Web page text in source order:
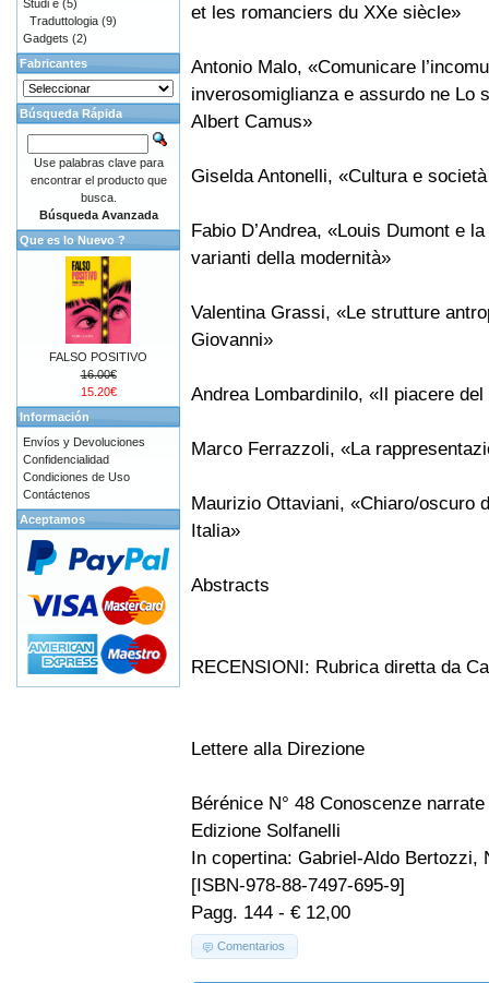
et les romanciers du XXe siècle»
Antonio Malo, «Comunicare
inverosomiglianza e assurdo ne Lo
Albert Camus»
Giselda Antonelli, «Cultura e
Fabio D’Andrea, «Louis Dumont e
varianti della modernità»
Valentina Grassi, «Le strutture
Giovanni»
Andrea Lombardinilo, «Il piacere
Marco Ferrazzoli, «La
Maurizio Ottaviani, «Chiaro/oscuro
Italia»
Abstracts
RECENSIONI: Rubrica diretta da
Lettere alla Direzione
Bérénice N° 48 Conoscenze
Edizione Solfanelli
In copertina: Gabriel-Aldo Bertozzi,
[ISBN-978-88-7497-695-9]
Pagg. 144 - € 12,00
Comentarios
Studi e (5)
Traduttologia (9)
Gadgets (2)
Fabricantes
Búsqueda Rápida
Use palabras clave para
encontrar el producto que
busca.
Búsqueda Avanzada
Que es lo Nuevo ?
FALSO POSITIVO
16.00€
15.20€
Información
Envíos y Devoluciones
Confidencialidad
Condiciones de Uso
Contáctenos
Aceptamos